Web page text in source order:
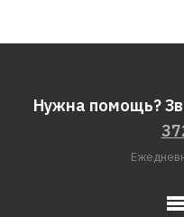
Нужна помощь?